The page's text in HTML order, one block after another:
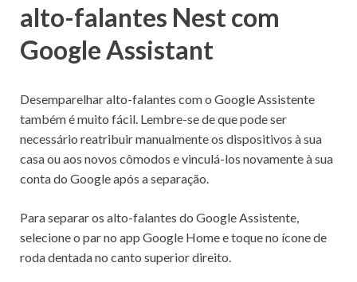
alto-falantes Nest com
Google Assistant
Desemparelhar alto-falantes com o Google Assistente
também é muito fácil. Lembre-se de que pode ser
necessário reatribuir manualmente os dispositivos à sua
casa ou aos novos cômodos e vinculá-los novamente à sua
conta do Google após a separação.
Para separar os alto-falantes do Google Assistente,
selecione o par no app Google Home e toque no ícone de
roda dentada no canto superior direito.